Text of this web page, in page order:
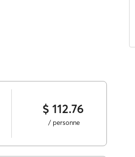
$ 112.76
/ personne